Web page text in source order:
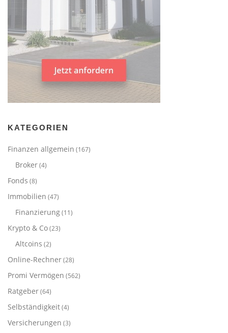
KATEGORIEN
Finanzen allgemein (167)
Broker(4)
Fonds (8)
Immobilien (47)
Finanzierung(11)
Krypto & Co(23)
Altcoins (2)
Online-Rechner(28)
Promi Vermögen (562)
Ratgeber(64)
Selbständigkeit(4)
Versicherungen (3)